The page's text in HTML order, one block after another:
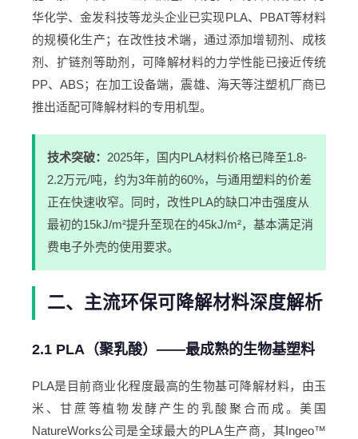
华化学、金发科技等龙头企业已实现PLA、PBAT等材料
的规模化生产；在改性技术端，通过添加增韧剂、成核
剂、扩链剂等助剂，可降解材料的力学性能已接近传统
PP、ABS；在加工设备端，震雄、海天等注塑机厂商已
推出适配可降解材料的专用机型。
技术突破： 2025年，国内PLA材料价格已降至1.8-
2.2万元/吨，约为3年前的60%，与通用塑料的价差
正在快速收窄。同时，改性PLA的缺口冲击强度从
最初的15kJ/m²提升至现在的45kJ/m²，基本满足消
费电子外壳的使用要求。
二、主流环保可降解材料深度解析
2.1 PLA（聚乳酸）——最成熟的生物基塑料
PLA是目前商业化程度最高的生物基可降解材料，由玉
米、甘蔗等植物发酵产生的乳酸聚合而成。美国
NatureWorks公司是全球最大的PLA生产商，其Ingeo™